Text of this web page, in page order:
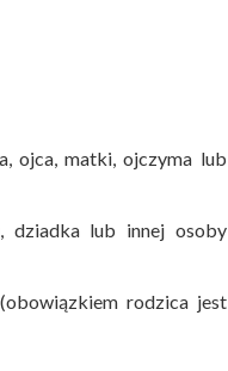
ojca, matki, ojczyma lub
dziadka lub innej osoby
rodzica jest